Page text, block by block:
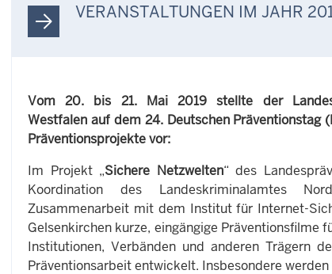
VERANSTALTUNGEN IM JAHR
Vom 20. bis 21. Mai 2019 stellte der
Westfalen auf dem 24. Deutschen Präventionstag
Präventionsprojekte vor:
Im Projekt „Sichere Netzwelten“ des
Koordination des Landeskriminalamtes
Zusammenarbeit mit dem Institut für Internet-
Gelsenkirchen kurze, eingängige Präventionsfilme
Institutionen, Verbänden und anderen Trägern
Präventionsarbeit entwickelt. Insbesondere